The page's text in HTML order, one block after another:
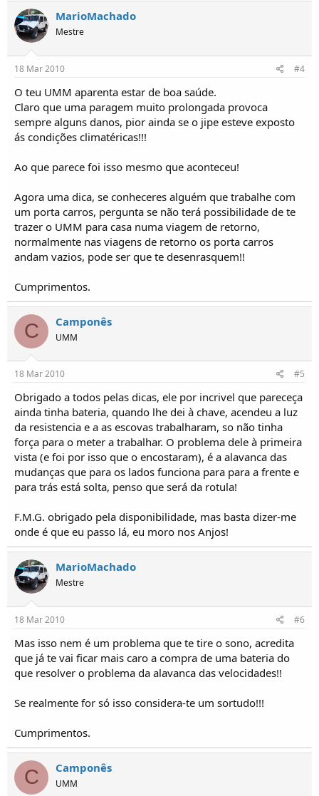
MarioMachado
Mestre
18 Mar 2010 #4
O teu UMM aparenta estar de boa saúde.
Claro que uma paragem muito prolongada provoca
sempre alguns danos, pior ainda se o jipe esteve exposto
ás condições climatéricas!!!
Ao que parece foi isso mesmo que aconteceu!
Agora uma dica, se conheceres alguém que trabalhe com
um porta carros, pergunta se não terá possibilidade de te
trazer o UMM para casa numa viagem de retorno,
normalmente nas viagens de retorno os porta carros
andam vazios, pode ser que te desenrasquem!!
Cumprimentos.
C Camponês
UMM
18 Mar 2010 #5
Obrigado a todos pelas dicas, ele por incrivel que pareceça
ainda tinha bateria, quando lhe dei à chave, acendeu a luz
da resistencia e a as escovas trabalharam, so não tinha
força para o meter a trabalhar. O problema dele à primeira
vista (e foi por isso que o encostaram), é a alavanca das
mudanças que para os lados funciona para para a frente e
para trás está solta, penso que será da rotula!
F.M.G. obrigado pela disponibilidade, mas basta dizer-me
onde é que eu passo lá, eu moro nos Anjos!
MarioMachado
Mestre
18 Mar 2010 #6
Mas isso nem é um problema que te tire o sono, acredita
que já te vai ficar mais caro a compra de uma bateria do
que resolver o problema da alavanca das velocidades!!
Se realmente for só isso considera-te um sortudo!!!
Cumprimentos.
C Camponês
UMM